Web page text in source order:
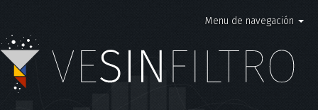
Menu de navegación